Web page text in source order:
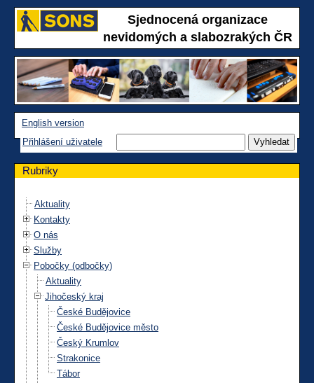
Sjednocená organizace
nevidomých a slabozrakých ČR
English version
Přihlášení uživatele
Rubriky
Aktuality
Kontakty
O nás
Služby
Pobočky (odbočky)
Aktuality
Jihočeský kraj
České Budějovice
České Budějovice město
Český Krumlov
Strakonice
Tábor